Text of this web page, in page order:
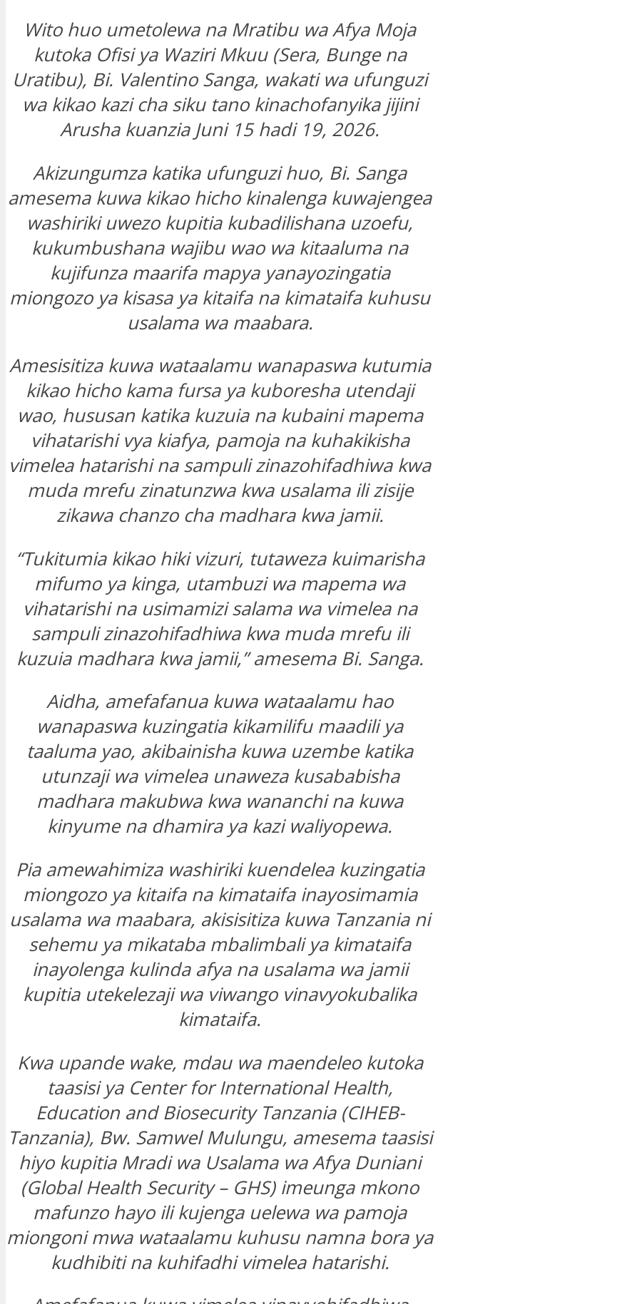
Wito huo umetolewa na Mratibu wa Afya Moja
kutoka Ofisi ya Waziri Mkuu (Sera, Bunge na
Uratibu), Bi. Valentino Sanga, wakati wa ufunguzi
wa kikao kazi cha siku tano kinachofanyika jijini
Arusha kuanzia Juni 15 hadi 19, 2026.
Akizungumza katika ufunguzi huo, Bi. Sanga
amesema kuwa kikao hicho kinalenga kuwajengea
washiriki uwezo kupitia kubadilishana uzoefu,
kukumbushana wajibu wao wa kitaaluma na
kujifunza maarifa mapya yanayozingatia
miongozo ya kisasa ya kitaifa na kimataifa kuhusu
usalama wa maabara.
Amesisitiza kuwa wataalamu wanapaswa kutumia
kikao hicho kama fursa ya kuboresha utendaji
wao, hususan katika kuzuia na kubaini mapema
vihatarishi vya kiafya, pamoja na kuhakikisha
vimelea hatarishi na sampuli zinazohifadhiwa kwa
muda mrefu zinatunzwa kwa usalama ili zisije
zikawa chanzo cha madhara kwa jamii.
“Tukitumia kikao hiki vizuri, tutaweza kuimarisha
mifumo ya kinga, utambuzi wa mapema wa
vihatarishi na usimamizi salama wa vimelea na
sampuli zinazohifadhiwa kwa muda mrefu ili
kuzuia madhara kwa jamii,” amesema Bi. Sanga.
Aidha, amefafanua kuwa wataalamu hao
wanapaswa kuzingatia kikamilifu maadili ya
taaluma yao, akibainisha kuwa uzembe katika
utunzaji wa vimelea unaweza kusababisha
madhara makubwa kwa wananchi na kuwa
kinyume na dhamira ya kazi waliyopewa.
Pia amewahimiza washiriki kuendelea kuzingatia
miongozo ya kitaifa na kimataifa inayosimamia
usalama wa maabara, akisisitiza kuwa Tanzania ni
sehemu ya mikataba mbalimbali ya kimataifa
inayolenga kulinda afya na usalama wa jamii
kupitia utekelezaji wa viwango vinavyokubalika
kimataifa.
Kwa upande wake, mdau wa maendeleo kutoka
taasisi ya Center for International Health,
Education and Biosecurity Tanzania (CIHEB-
Tanzania), Bw. Samwel Mulungu, amesema taasisi
hiyo kupitia Mradi wa Usalama wa Afya Duniani
(Global Health Security – GHS) imeunga mkono
mafunzo hayo ili kujenga uelewa wa pamoja
miongoni mwa wataalamu kuhusu namna bora ya
kudhibiti na kuhifadhi vimelea hatarishi.